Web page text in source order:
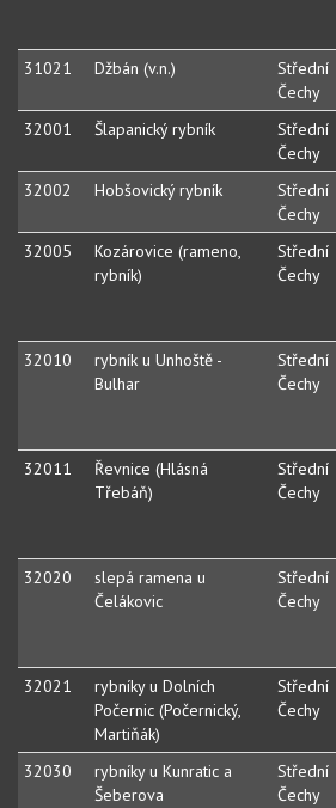
31021
Džbán (v.n.)
Střední
Čechy
32001
Šlapanický rybník
Střední
Čechy
32002
Hobšovický rybník
Střední
Čechy
32005
Kozárovice (rameno,
rybník)
Střední
Čechy
32010
rybník u Unhoště -
Bulhar
Střední
Čechy
32011
Řevnice (Hlásná
Třebáň)
Střední
Čechy
32020
slepá ramena u
Čelákovic
Střední
Čechy
32021
rybníky u Dolních
Počernic (Počernický,
Martiňák)
Střední
Čechy
32030
rybníky u Kunratic a
Šeberova
Střední
Čechy